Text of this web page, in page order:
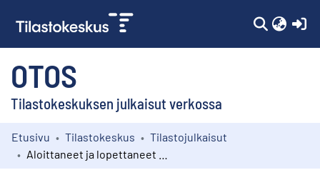
OTOS
Tilastokeskuksen julkaisut verkossa
Kokoelmat
Etusivu Tilastokeskus
Tilastojulkaisut